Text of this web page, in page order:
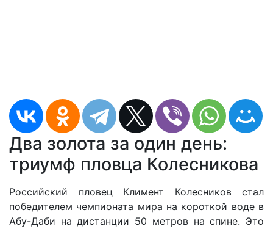
Два золота за один день:
триумф пловца Колесникова
Российский пловец Климент Колесников стал
победителем чемпионата мира на короткой воде в
Абу-Даби на дистанции 50 метров на спине. Это